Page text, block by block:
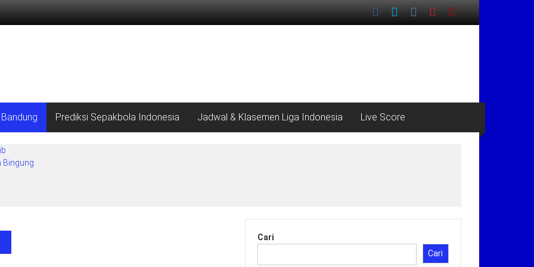
Prediksi Sepakbola Indonesia Jadwal & Klasemen Liga Indonesia Live Score
Bingung
Cari
Cari